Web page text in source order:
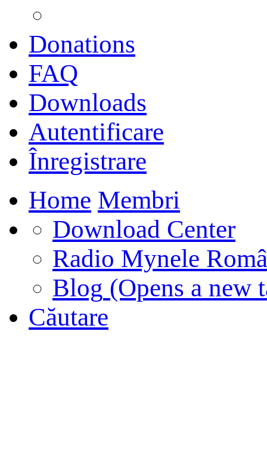
Donations
FAQ
Downloads
Autentificare
Înregistrare
Home Membri
Download Center
Radio Mynele
Blog (Opens a new
Căutare